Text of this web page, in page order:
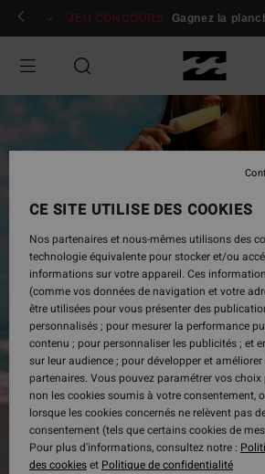
Passer
produit
Se connecter / s'inscrire
JEU CONCOURS Gagnez la
CE SITE UTILISE DES COOKIES
Nos partenaires et nous-mêmes utilisons des
technologie équivalente pour stocker et/ou
informations sur votre appareil. Ces
(comme vos données de navigation et votre
être utilisées pour vous présenter des
personnalisés ; pour mesurer la performance
contenu ; pour personnaliser les publicités ; et
sur leur audience ; pour développer et
partenaires. Vous pouvez paramétrer vos
non les cookies soumis à votre consentement,
lorsque les cookies concernés ne relèvent pas
consentement (tels que certains cookies de
Pour plus d'informations, consultez notre :
des cookieset Politique de confidentialité